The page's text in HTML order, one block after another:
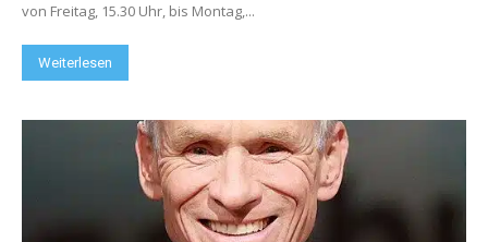
von Freitag, 15.30 Uhr, bis Montag,...
Weiterlesen